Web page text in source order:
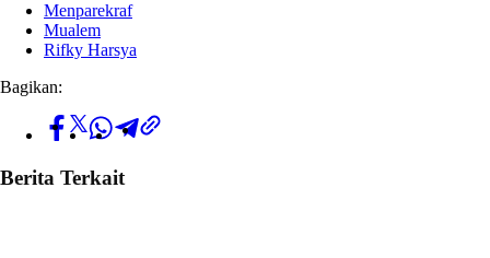
Menparekraf
Mualem
Rifky Harsya
Bagikan:
Berita Terkait